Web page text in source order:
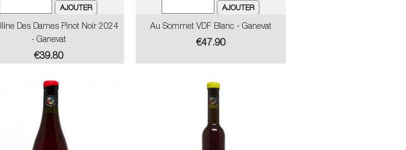
Des Dames Pinot Noir 2024
- Ganevat
Price
€39.80
Au Sommet VDF Blanc - Ganevat
Price
€47.90